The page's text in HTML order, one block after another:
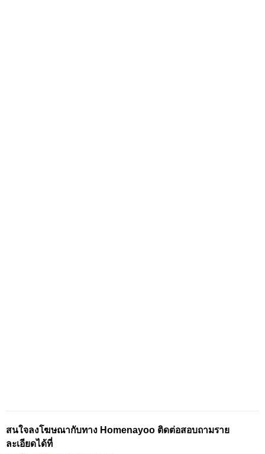
สนใจลงโฆษณากับทาง Homenayoo ติดต่อสอบถามราย
ละเอียดได้ที่